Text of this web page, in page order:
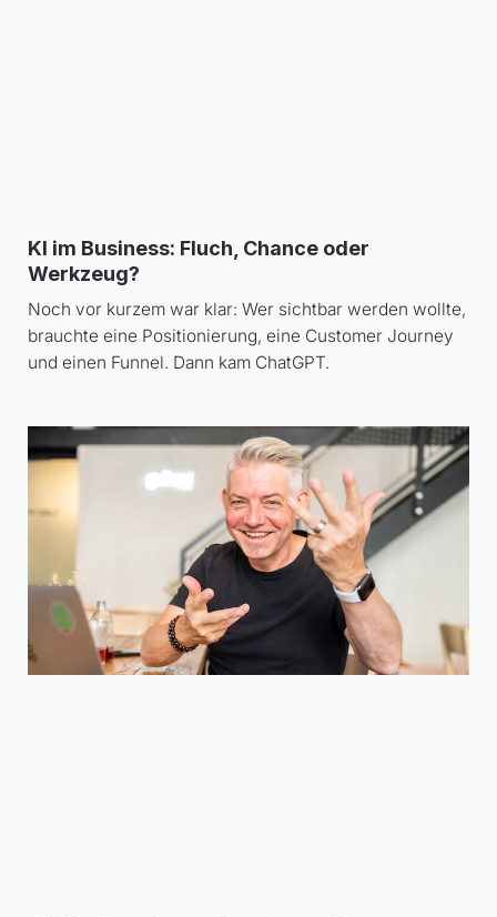
KI im Business: Fluch, Chance oder
Werkzeug?
Noch vor kurzem war klar: Wer sichtbar werden wollte,
brauchte eine Positionierung, eine Customer Journey
und einen Funnel. Dann kam ChatGPT.